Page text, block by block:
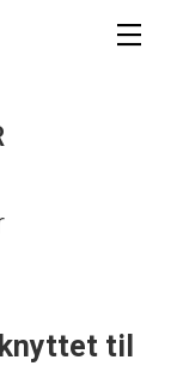
til